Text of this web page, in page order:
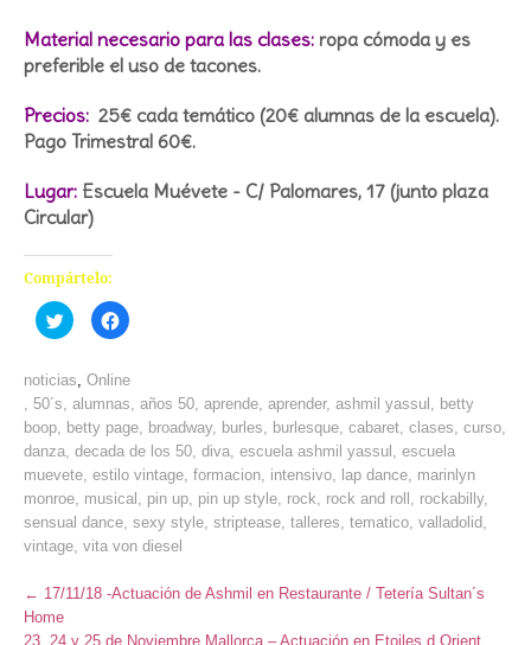
Material necesario para las clases: ropa cómoda y es
preferible el uso de tacones.
Precios: 25€ cada temático (20€ alumnas de la escuela).
Pago Trimestral 60€.
Lugar: Escuela Muévete - C/ Palomares, 17 (junto plaza
Circular)
Compártelo:
Haz
clic
en
Twitter
(Se
abre
en
una
ventana
nueva)
Haz
clic
en
Facebook
(Se
abre
en
una
ventana
nueva)
noticias, Online
, 50´s, alumnas, años 50, aprende, aprender, ashmil yassul , betty
boop, betty page, broadway, burles, burlesque, cabaret, clases, curso,
danza, decada de los 50, diva, escuela ashmil yassul , escuela
muevete, estilo vintage, formacion, intensivo, lap dance, marinlyn
monroe, musical , pin up, pin up style, rock, rock and roll , rockabilly,
sensual dance, sexy style, striptease, talleres, tematico, valladolid,
vintage, vita von diesel
← 17/11/18 -Actuación de Ashmil en Restaurante / Tetería Sultan´s
Home
23, 24 y 25 de Noviembre Mallorca – Actuación en Etoiles d Orient